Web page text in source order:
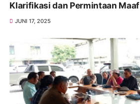
Klarifikasi dan Permintaan
JUNI 17, 2025